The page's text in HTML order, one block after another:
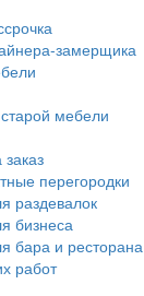
замерщика
мебели
перегородки
раздевалок
бизнеса
бара и ресторана
работ